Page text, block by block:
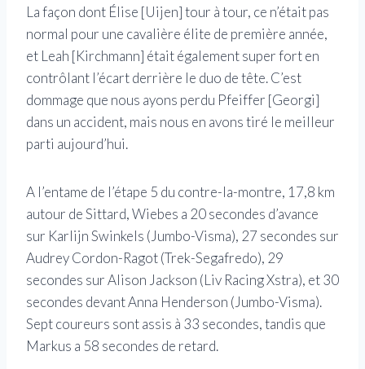
La façon dont Élise [Uijen] tour à tour, ce n’était pas
normal pour une cavalière élite de première année,
et Leah [Kirchmann] était également super fort en
contrôlant l’écart derrière le duo de tête. C’est
dommage que nous ayons perdu Pfeiffer [Georgi]
dans un accident, mais nous en avons tiré le meilleur
parti aujourd’hui.
A l’entame de l’étape 5 du contre-la-montre, 17,8 km
autour de Sittard, Wiebes a 20 secondes d’avance
sur Karlijn Swinkels (Jumbo-Visma), 27 secondes sur
Audrey Cordon-Ragot (Trek-Segafredo), 29
secondes sur Alison Jackson (Liv Racing Xstra), et 30
secondes devant Anna Henderson (Jumbo-Visma).
Sept coureurs sont assis à 33 secondes, tandis que
Markus a 58 secondes de retard.